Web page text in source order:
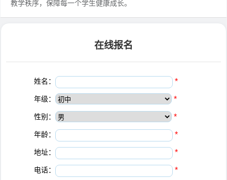
教学秩序，保障每一个学生健康成长。
在线报名
姓名： *
年级： *
性别： *
年龄： *
地址： *
电话： *